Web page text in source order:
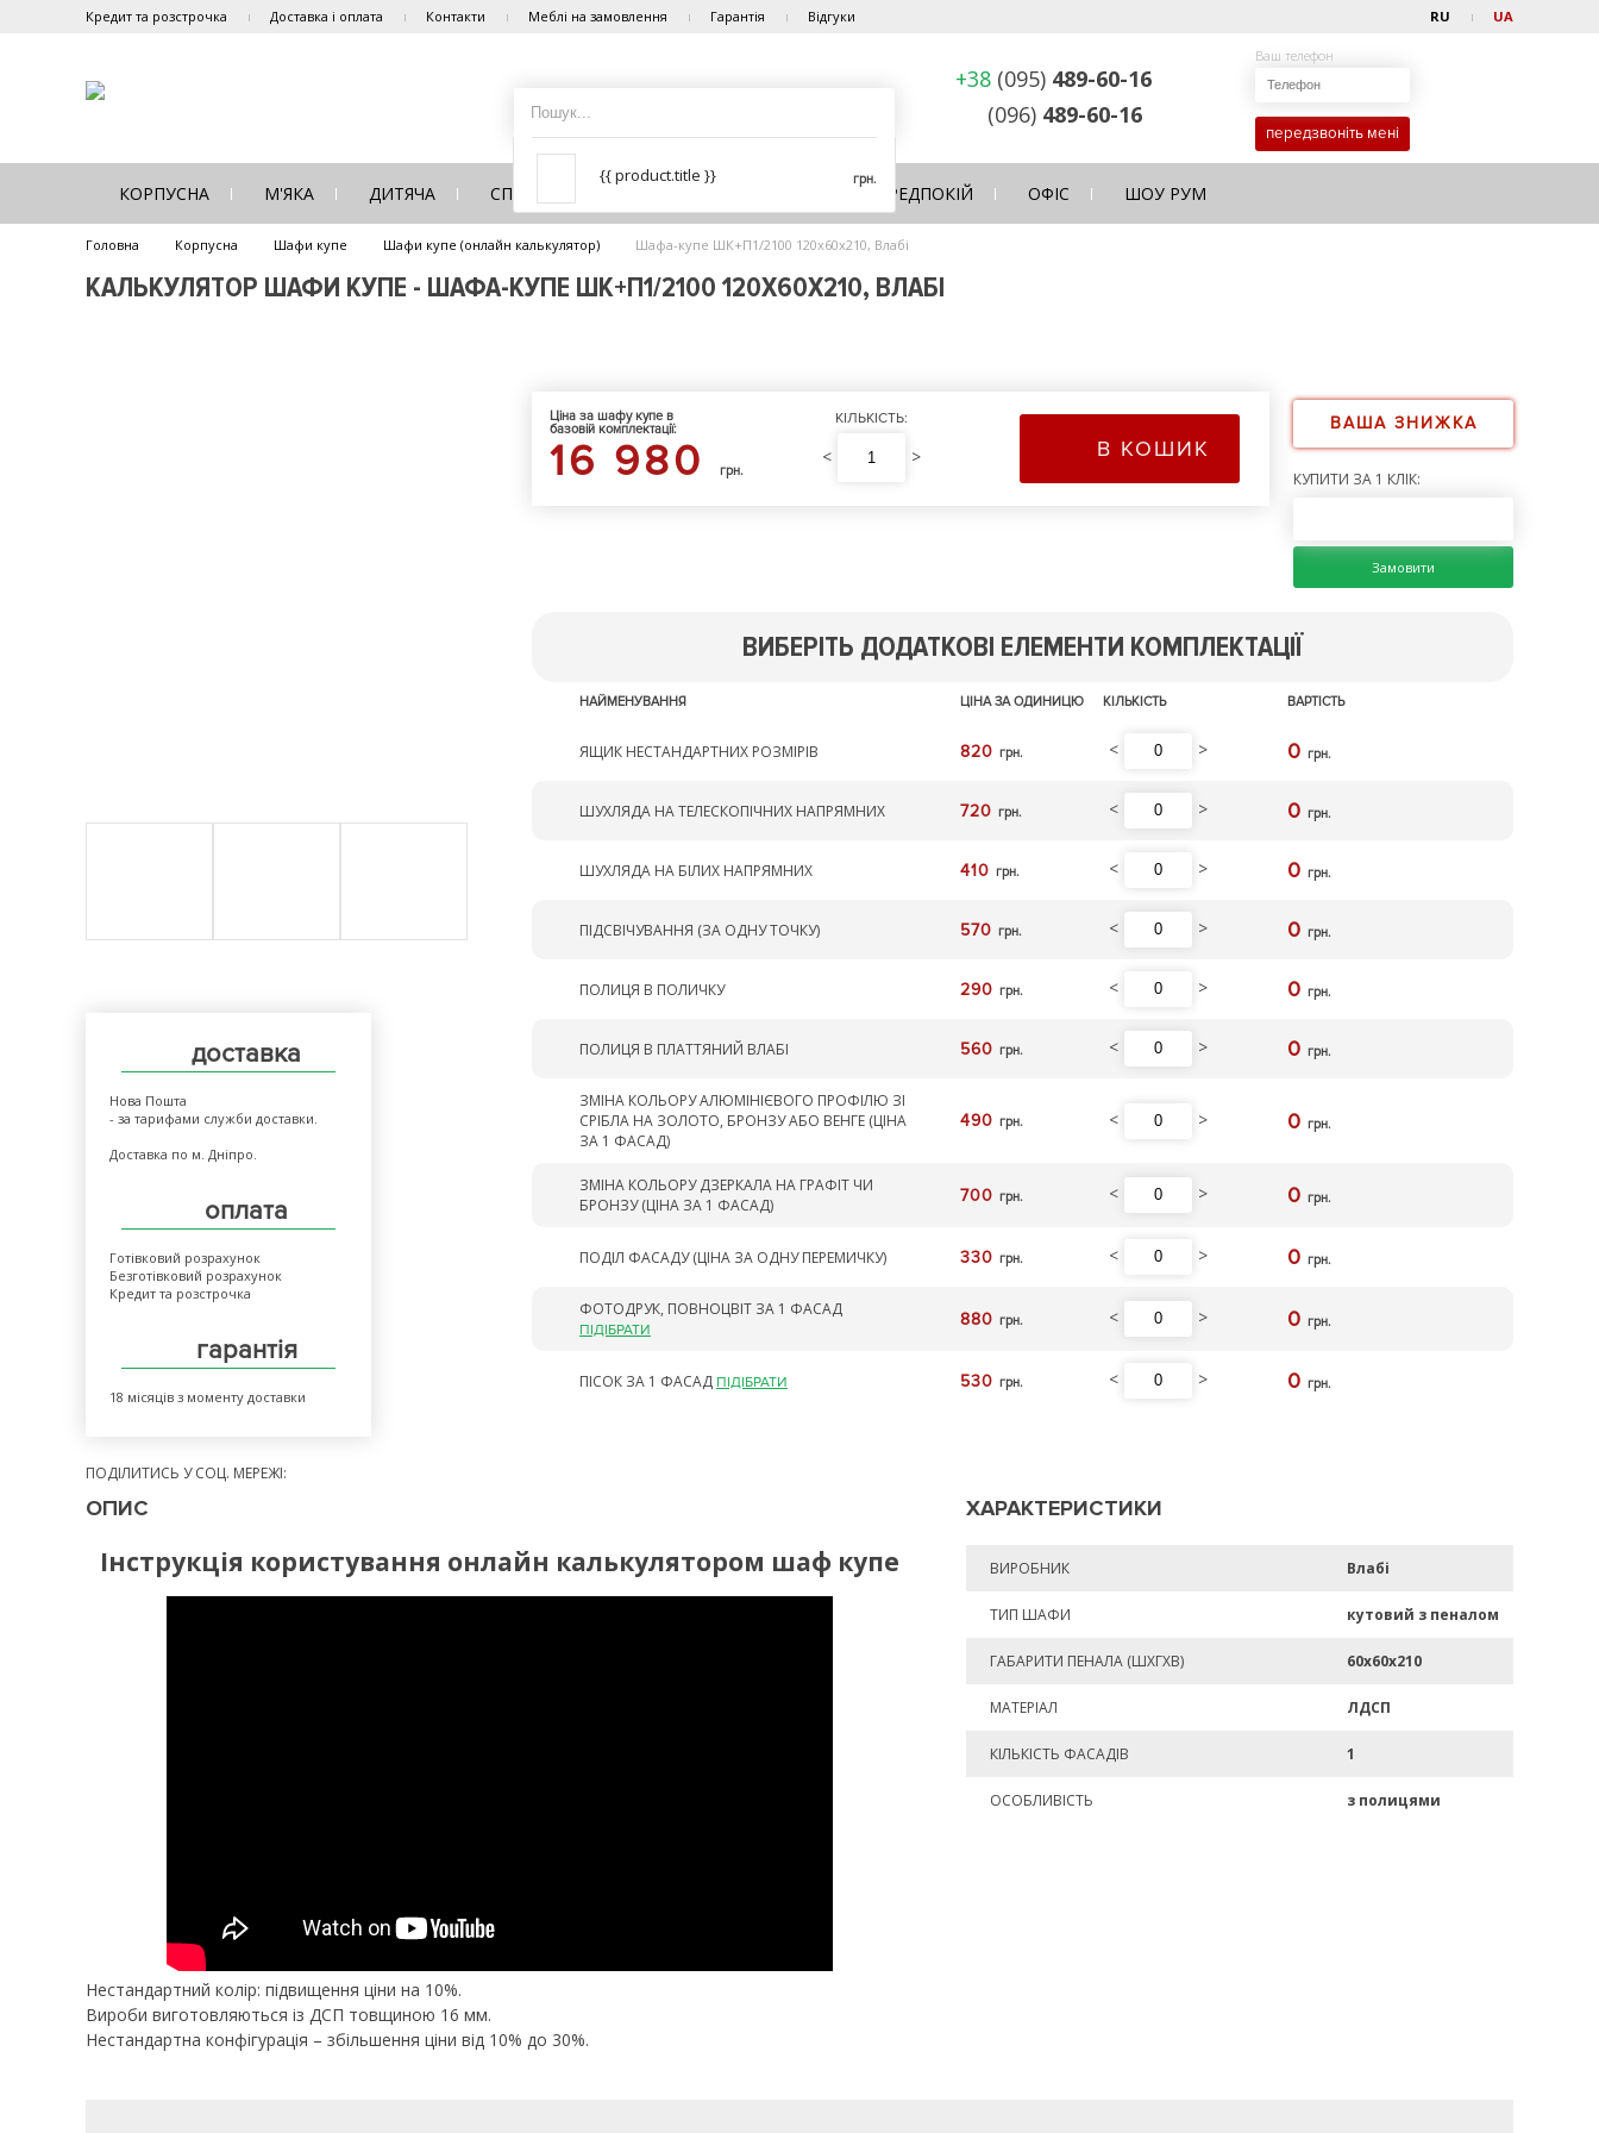
Кредит та розстрочка Доставка і оплата Контакти Меблі на замовлення Гарантія Відгуки RU UA
{{ product.title }} грн.
+38 (095) 489-60-16
(096) 489-60-16
Ваш телефон
передзвоніть мені
КОРПУСНА М'ЯКА ДИТЯЧА СПАЛЬНЯ ПЕРЕДПОКІЙ ОФІС ШОУ РУМ
Головна Корпусна Шафи купе Шафи купе (онлайн калькулятор) Шафа-купе ШК+П1/2100 120х60х210, Влабі
КАЛЬКУЛЯТОР ШАФИ КУПЕ - ШАФА-КУПЕ ШК+П1/2100 120Х60Х210, ВЛАБІ
доставка
Нова Пошта
- за тарифами служби доставки.
Доставка по м. Дніпро.
оплата
Готівковий розрахунок
Безготівковий розрахунок
Кредит та розстрочка
гарантія
18 місяців з моменту доставки
ПОДІЛИТИСЬ У СОЦ. МЕРЕЖІ:
Ціна за шафу купе в
базовій комплектації:
16 980 грн.
КІЛЬКІСТЬ:
< > В КОШИК
ВАША ЗНИЖКА
КУПИТИ ЗА 1 КЛІК:
Замовити
ВИБЕРІТЬ ДОДАТКОВІ ЕЛЕМЕНТИ КОМПЛЕКТАЦІЇ
НАЙМЕНУВАННЯ ЦІНА ЗА ОДИНИЦЮ КІЛЬКІСТЬ ВАРТІСТЬ
ЯЩИК НЕСТАНДАРТНИХ РОЗМІРІВ 820 грн. < > 0 грн.
ШУХЛЯДА НА ТЕЛЕСКОПІЧНИХ НАПРЯМНИХ 720 грн. < > 0 грн.
ШУХЛЯДА НА БІЛИХ НАПРЯМНИХ 410 грн. < > 0 грн.
ПІДСВІЧУВАННЯ (ЗА ОДНУ ТОЧКУ) 570 грн. < > 0 грн.
ПОЛИЦЯ В ПОЛИЧКУ 290 грн. < > 0 грн.
ПОЛИЦЯ В ПЛАТТЯНИЙ ВЛАБІ 560 грн. < > 0 грн.
ЗМІНА КОЛЬОРУ АЛЮМІНІЄВОГО ПРОФІЛЮ ЗІ
СРІБЛА НА ЗОЛОТО, БРОНЗУ АБО ВЕНГЕ (ЦІНА
ЗА 1 ФАСАД)
490 грн. < > 0 грн.
ЗМІНА КОЛЬОРУ ДЗЕРКАЛА НА ГРАФІТ ЧИ
БРОНЗУ (ЦІНА ЗА 1 ФАСАД)
700 грн. < > 0 грн.
ПОДІЛ ФАСАДУ (ЦІНА ЗА ОДНУ ПЕРЕМИЧКУ) 330 грн. < > 0 грн.
ФОТОДРУК, ПОВНОЦВІТ ЗА 1 ФАСАД
ПІДІБРАТИ
880 грн. < > 0 грн.
ПІСОК ЗА 1 ФАСАД ПІДІБРАТИ 530 грн. < > 0 грн.
ОПИС
Інструкція користування онлайн калькулятором шаф купе
Нестандартний колір: підвищення ціни на 10%.
Вироби виготовляються із ДСП товщиною 16 мм.
Нестандартна конфігурація – збільшення ціни від 10% до 30%.
ХАРАКТЕРИСТИКИ
ВИРОБНИК Влабі
ТИП ШАФИ кутовий з пеналом
ГАБАРИТИ ПЕНАЛА (ШХГХВ) 60х60х210
МАТЕРІАЛ ЛДСП
КІЛЬКІСТЬ ФАСАДІВ 1
ОСОБЛИВІСТЬ з полицями